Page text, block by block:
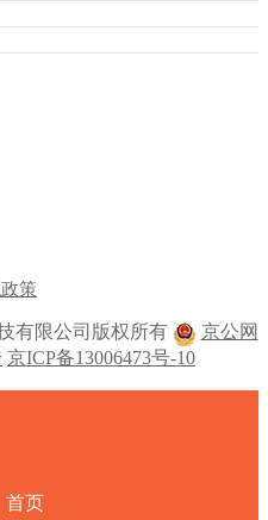
策
有限公司版权所有
京公网
京ICP备13006473号-10
首页